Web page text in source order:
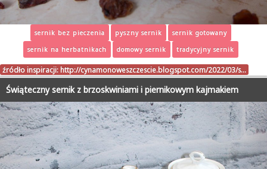
sernik bez pieczenia pyszny sernik
sernik gotowany
sernik na herbatnikach
domowy sernik tradycyjny sernik
źródło inspiracji: http://cynamonoweszczescie.blogspot.com/2022/03/s…
Świąteczny sernik z brzoskwiniami i piernikowym kajmakiem